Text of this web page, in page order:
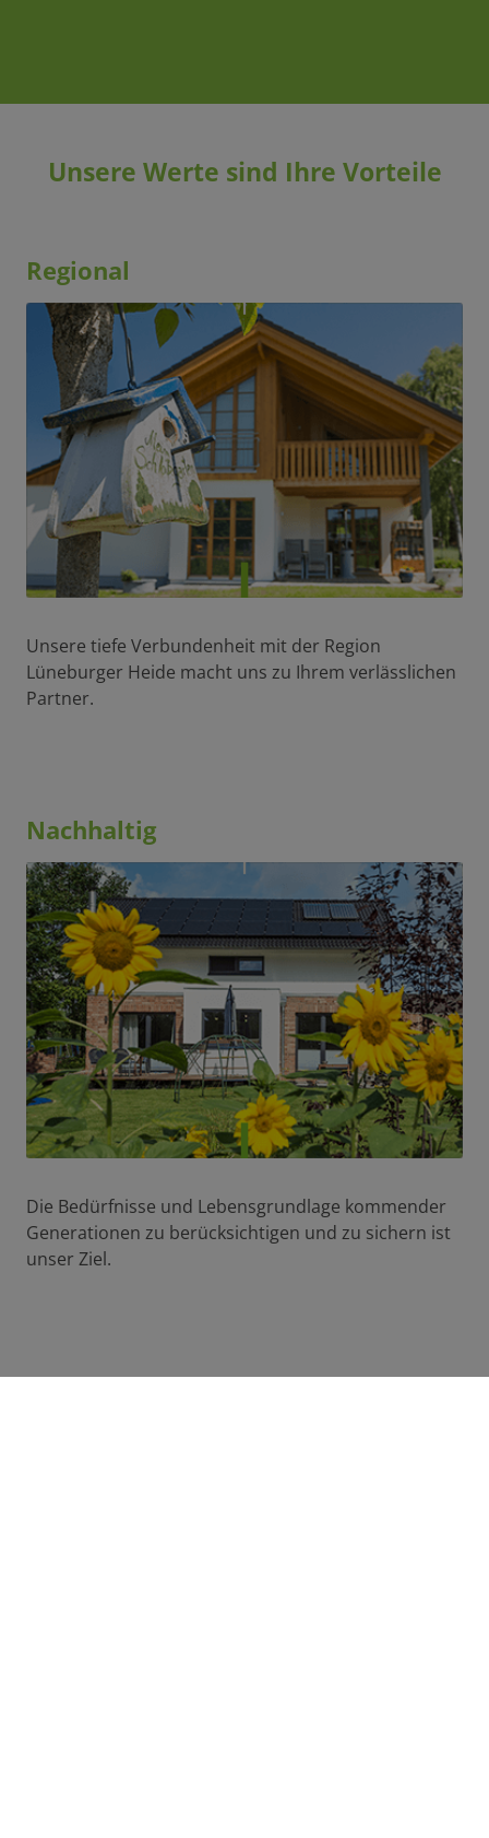
Unsere Werte sind Ihre Vorteile
Regional
Unsere tiefe Verbundenheit mit der Region
Lüneburger Heide macht uns zu Ihrem verlässlichen
Partner.
Nachhaltig
Die Bedürfnisse und Lebensgrundlage kommender
Generationen zu berücksichtigen und zu sichern ist
unser Ziel.